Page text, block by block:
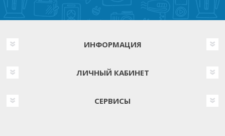
ИНФОРМАЦИЯ
ЛИЧНЫЙ КАБИНЕТ
СЕРВИСЫ